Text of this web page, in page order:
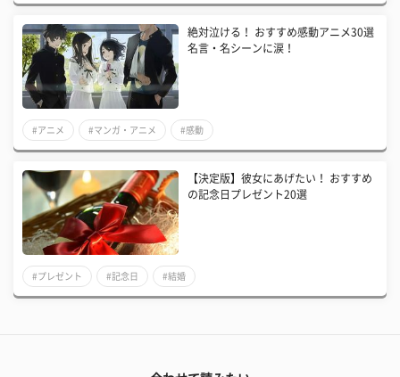
絶対泣ける！ おすすめ感動アニメ30選
名言・名シーンに涙！
#アニメ #マンガ・アニメ #感動
【決定版】彼女にあげたい！ おすすめ
の記念日プレゼント20選
#プレゼント #記念日 #結婚